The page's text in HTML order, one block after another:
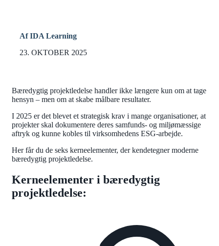
Af IDA Learning
23. OKTOBER 2025
Bæredygtig projektledelse handler ikke længere kun om at tage
hensyn – men om at skabe målbare resultater.
I 2025 er det blevet et strategisk krav i mange organisationer, at
projekter skal dokumentere deres samfunds- og miljømæssige
aftryk og kunne kobles til virksomhedens ESG-arbejde.
Her får du de seks kerneelementer, der kendetegner moderne
bæredygtig projektledelse.
Kerneelementer i bæredygtig
projektledelse: